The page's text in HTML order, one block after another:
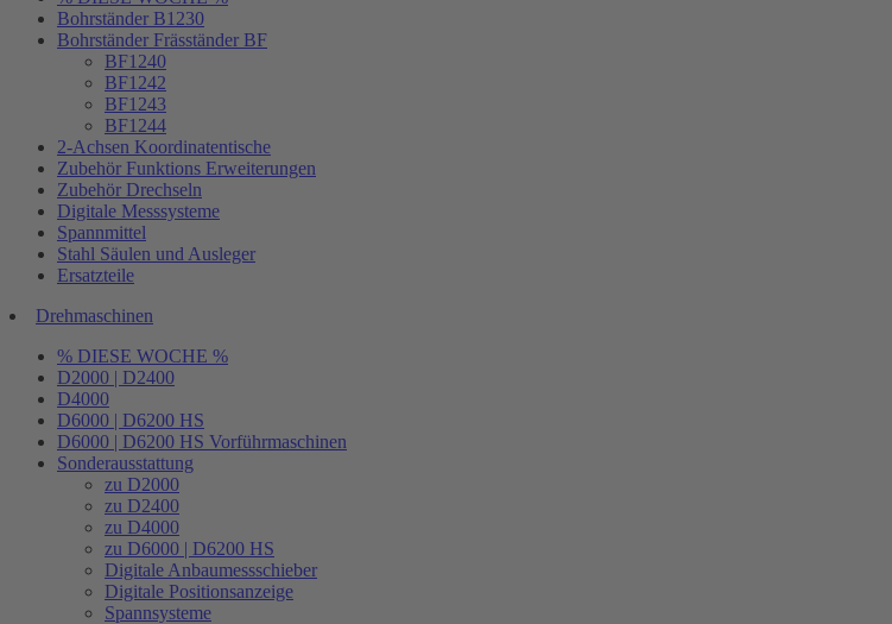
Bohrständer B1230
Bohrständer Fräsständer BF
BF1240
BF1242
BF1243
BF1244
2-Achsen Koordinatentische
Zubehör Funktions Erweiterungen
Zubehör Drechseln
Digitale Messsysteme
Spannmittel
Stahl Säulen und Ausleger
Ersatzteile
Drehmaschinen
% DIESE WOCHE %
D2000 | D2400
D4000
D6000 | D6200 HS
D6000 | D6200 HS Vorführmaschinen
Sonderausstattung
zu D2000
zu D2400
zu D4000
zu D6000 | D6200 HS
Digitale Anbaumessschieber
Digitale Positionsanzeige
Spannsysteme